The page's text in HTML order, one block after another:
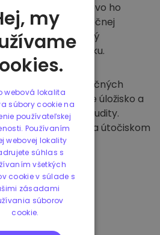
, bezproblémovo ho
a bezpečnej
platformy. Každý
peňaženku.
a ich finančných
bezpečné offline úložisko a
bezpečnostné audity.
je naša platforma útočiskom
my
webová lokalita
súbory cookie na
používateľskej
Používaním
webovej lokality
súhlas s
všetkých
cookie v súlade s
zásadami
súborov
cookie.